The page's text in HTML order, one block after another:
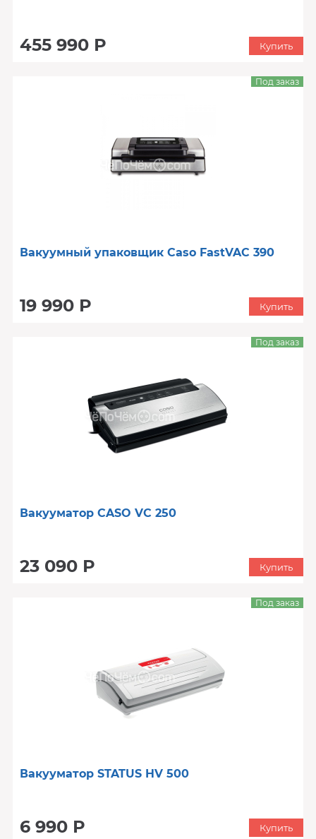
455 990 Р Купить
Вакуумный упаковщик Caso FastVAC 390
19 990 Р
Под заказ
Купить
Вакууматор CASO VC 250
23 090 Р
Под заказ
Купить
Вакууматор STATUS HV 500
6 990 Р
Под заказ
Купить